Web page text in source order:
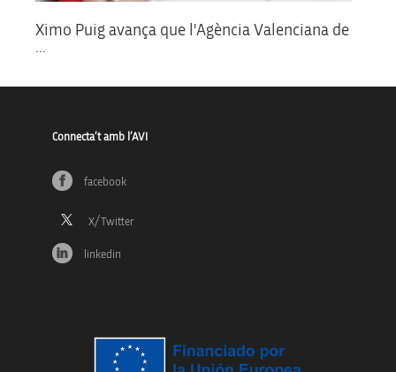
Ximo Puig avança que l'Agència Valenciana de
...
Connecta’t amb l’AVI
facebook
linkedin